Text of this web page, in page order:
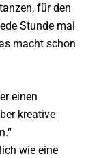
für den
Stunde mal
macht schon
einen
kreative
wie eine